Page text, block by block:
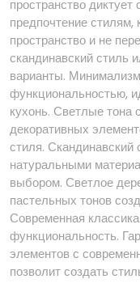
пространство диктует
предпочтение
пространство и не
скандинавский стиль
варианты.
функциональностью,
кухонь. Светлые тона
декоративных
стиля. Скандинавский
натуральными
выбором. Светлое
пастельных тонов
Современная
функциональность.
элементов с
позволит создать